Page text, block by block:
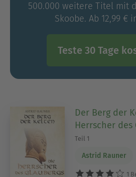
500.000 weitere Titel mit
Skoobe. Ab 12,99 €
Teste 30 Tage
Der Berg der
Herrscher des
Teil 1
Astrid Rauner
1